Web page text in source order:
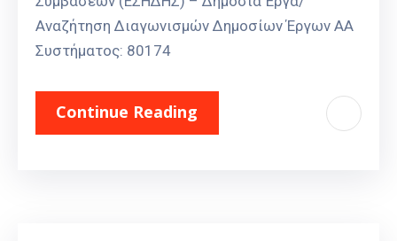
Αναζήτηση Διαγωνισμών Δημοσίων Έργων ΑΑ
Συστήματος: 80174
Continue Reading